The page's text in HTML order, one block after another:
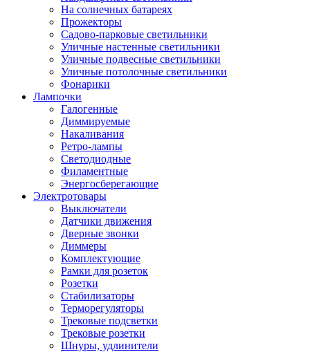
На солнечных батареях
Прожекторы
Садово-парковые светильники
Уличные настенные светильники
Уличные подвесные светильники
Уличные потолочные светильники
Фонарики
Лампочки
Галогенные
Диммируемые
Накаливания
Ретро-лампы
Светодиодные
Филаментные
Энергосберегающие
Электротовары
Выключатели
Датчики движения
Дверные звонки
Диммеры
Комплектующие
Рамки для розеток
Розетки
Стабилизаторы
Терморегуляторы
Трековые подсветки
Трековые розетки
Шнуры, удлинители